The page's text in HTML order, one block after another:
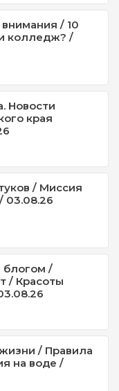
/ 10
колледж? /
Новости
края
/ Миссия
03.08.26
блогом /
/ Красоты
/ Правила
на воде /